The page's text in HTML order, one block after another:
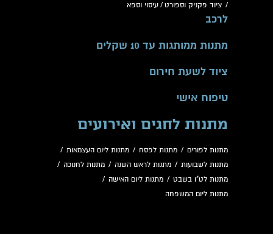
/ ציוד פקניק וספורט / עיסוי וספא
לרכב
מתנות ממותגות עד 10 שקלים
ציוד לשעת חירום
טיפוח אישי
מתנות לחגים ואירועים
מתנות לפורים / מתנות לפסח / מתנות ליום העצמאות /
מתנות לשבועות / מתנות לראש השנה / מתנות לחנוכה /
מתנות לט"ו בשבט / מתנות ליום האישה /
מתנות ליום המשפחה